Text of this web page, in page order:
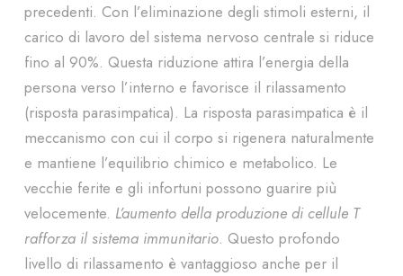
precedenti. Con l’eliminazione degli stimoli esterni, il
carico di lavoro del sistema nervoso centrale si riduce
fino al 90%. Questa riduzione attira l’energia della
persona verso l’interno e favorisce il rilassamento
(risposta parasimpatica). La risposta parasimpatica è il
meccanismo con cui il corpo si rigenera naturalmente
e mantiene l’equilibrio chimico e metabolico. Le
vecchie ferite e gli infortuni possono guarire più
velocemente. L’aumento della produzione di cellule T
rafforza il sistema immunitario. Questo profondo
livello di rilassamento è vantaggioso anche per il